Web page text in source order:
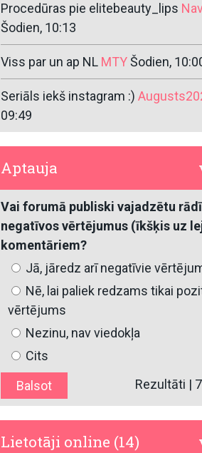
Procedūras pie elitebeauty_lips
Šodien, 10:13
Viss par un ap NL MTYŠodien,
Seriāls iekš instagram :)
09:49
Aptauja
Vai forumā publiski vajadzētu
negatīvos vērtējumus (īkšķis uz
komentāriem?
Jā, jāredz arī negatīvie
Nē, lai paliek redzams tikai
vērtējums
Nezinu, nav viedokļa
Cits
Rezultāti |
Lietotāji online (14)